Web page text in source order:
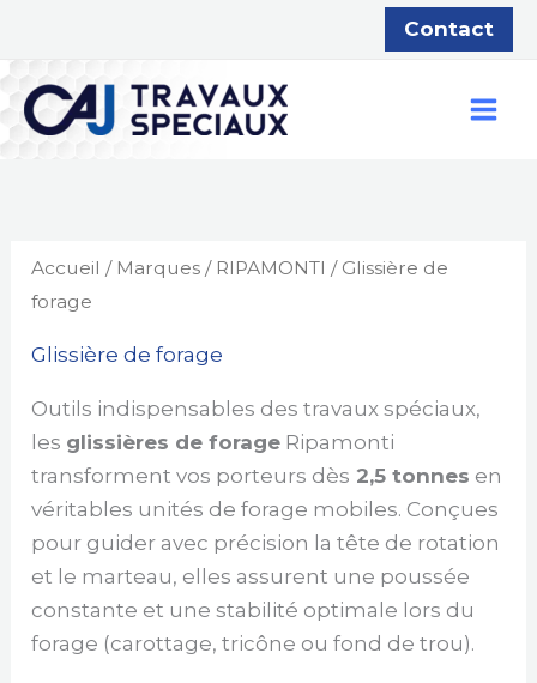
contenu
Contact
Accueil / Marques / RIPAMONTI / Glissière de
forage
Glissière de forage
Outils indispensables des travaux spéciaux,
les glissières de forage Ripamonti
transforment vos porteurs dès 2,5 tonnes en
véritables unités de forage mobiles. Conçues
pour guider avec précision la tête de rotation
et le marteau, elles assurent une poussée
constante et une stabilité optimale lors du
forage (carottage, tricône ou fond de trou).